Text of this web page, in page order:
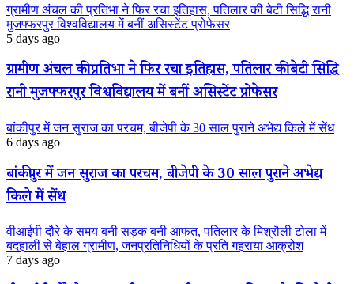
ग्रामीण अंचल की प्रतिभा ने फिर रचा इतिहास, पतिलार की बेटी सिद्धि रानी
मुजफ्फरपुर विश्वविद्यालय में बनीं असिस्टेंट प्रोफेसर
5 days ago
ग्रामीण अंचल की प्रतिभा ने फिर रचा इतिहास, पतिलार की बेटी सिद्धि
रानी मुजफ्फरपुर विश्वविद्यालय में बनीं असिस्टेंट प्रोफेसर
बांकीपुर में जन सुराज का परचम, बीजेपी के 30 साल पुराने अभेद्य किले में सेंध
6 days ago
बांकीपुर में जन सुराज का परचम, बीजेपी के 30 साल पुराने अभेद्य
किले में सेंध
वीआईपी दौरे के समय बनी सड़क बनी आफत, पतिलार के मिश्रौली टोला में
बदहाली से बेहाल ग्रामीण, जनप्रतिनिधियों के प्रति गहराया आक्रोश
7 days ago